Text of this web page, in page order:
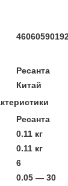
Ресанта
Китай
Ресанта
0.11 кг
0.11 кг
6
0.05 — 30